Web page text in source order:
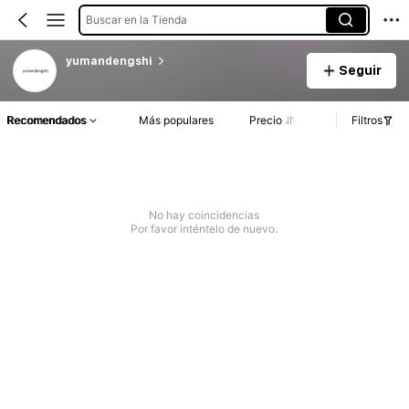
Buscar en la Tienda
yumandengshi
Seguir
Recomendados Más populares Precio Filtros
No hay coincidencias
Por favor inténtelo de nuevo.